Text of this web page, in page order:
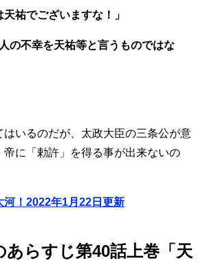
天祐でございますな！」
の不幸を天祐等と言うものではな
はいるのだが、太政大臣の三条公が意
帝に「勅許」を得る事が出来ないの
！2022年1月22日更新
あらすじ第40話上巻「天